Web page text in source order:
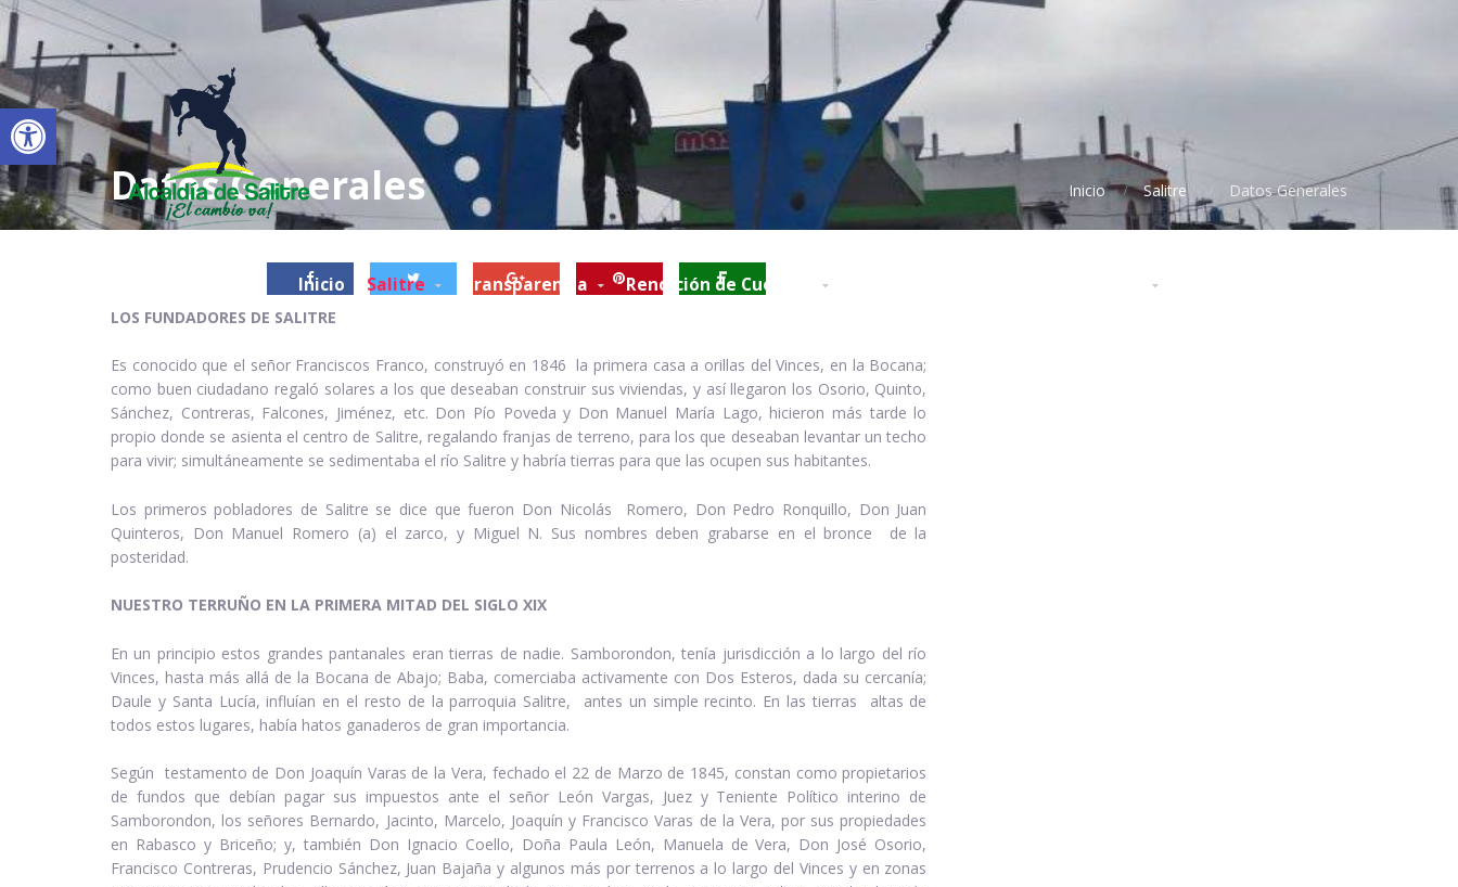
Abrir barra de herramientas
Inicio Salitre Transparencia Rendición de Cuentas
Datos Generales Inicio Salitre Datos Generales
LOS FUNDADORES DE SALITRE
Es conocido que el señor Franciscos Franco, construyó en 1846 la primera casa a orillas del Vinces, en la Bocana;
como buen ciudadano regaló solares a los que deseaban construir sus viviendas, y así llegaron los Osorio, Quinto,
Sánchez, Contreras, Falcones, Jiménez, etc. Don Pío Poveda y Don Manuel María Lago, hicieron más tarde lo
propio donde se asienta el centro de Salitre, regalando franjas de terreno, para los que deseaban levantar un techo
para vivir; simultáneamente se sedimentaba el río Salitre y habría tierras para que las ocupen sus habitantes.
Los primeros pobladores de Salitre se dice que fueron Don Nicolás Romero, Don Pedro Ronquillo, Don Juan
Quinteros, Don Manuel Romero (a) el zarco, y Miguel N. Sus nombres deben grabarse en el bronce de la
posteridad.
NUESTRO TERRUÑO EN LA PRIMERA MITAD DEL SIGLO XIX
En un principio estos grandes pantanales eran tierras de nadie. Samborondon, tenía jurisdicción a lo largo del río
Vinces, hasta más allá de la Bocana de Abajo; Baba, comerciaba activamente con Dos Esteros, dada su cercanía;
Daule y Santa Lucía, influían en el resto de la parroquia Salitre, antes un simple recinto. En las tierras altas de
todos estos lugares, había hatos ganaderos de gran importancia.
Según testamento de Don Joaquín Varas de la Vera, fechado el 22 de Marzo de 1845, constan como propietarios
de fundos que debían pagar sus impuestos ante el señor León Vargas, Juez y Teniente Político interino de
Samborondon, los señores Bernardo, Jacinto, Marcelo, Joaquín y Francisco Varas de la Vera, por sus propiedades
en Rabasco y Briceño; y, también Don Ignacio Coello, Doña Paula León, Manuela de Vera, Don José Osorio,
Francisco Contreras, Prudencio Sánchez, Juan Bajaña y algunos más por terrenos a lo largo del Vinces y en zonas